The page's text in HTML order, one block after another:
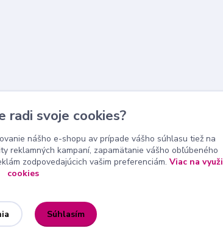
radi svoje cookies?
nášho e-shopu av prípade vášho súhlasu tiež na
reklamných kampaní, zapamätanie vášho obľúbeného
zodpovedajúcich vašim preferenciám. Viac na
cookies
Súhlasím